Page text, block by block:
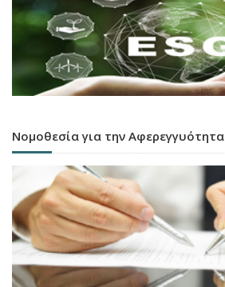
Νομοθεσία για την Αφερεγγυότητα